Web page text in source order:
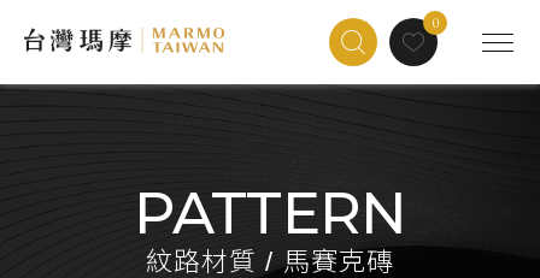
PATTERN
紋路材質 / 馬賽克磚
0